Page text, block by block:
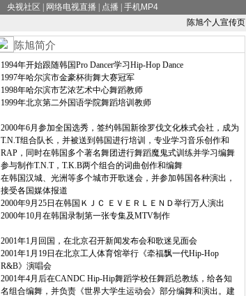
央视社区 网络电视直播 点播 手机MP4
陈旭个人宣传页
陈旭简介
1994年开始跟随韩国Pro Dancer学习Hip-Hop Dance
1997年哈尔滨市金豪杯街舞大赛冠军
1998年哈尔滨市艺浓艺术中心舞蹈教师
1999年北京第二外国语学院舞蹈培训教师
2000年6月参加全国选秀，签约韩国新徐罗伐文化株式会社，成为
T.N.T组合队长，并被送到韩国进行培训，专业学习音乐创作和
RAP，同时在韩国多个著名舞团进行舞蹈魔鬼式训练并学习编舞
参与制作T.N.T，T.K.B两个组合的词曲创作和编舞
在韩国汉城、光洲等多个城市开歌迷会，并参加韩国各种演出，
接受各国媒体报道
2000年9月25日在韩国ＫＪＣ ＥＶＥＲＬＥＮＤ举行万人演出
2000年10月在韩国录制第一张专集及MTV制作
2001年1月回国，在北京召开新闻发布会和歌迷见面会
2001年1月19日在北京工人体育馆举行《牵福飘一代Hip-Hop
R&B》演唱会
2001年4月后在CANDC Hip-Hip舞蹈学校任舞蹈总教练，给各知
名组合编舞，并负责《世界大学生运动会》部分编舞和演出。建